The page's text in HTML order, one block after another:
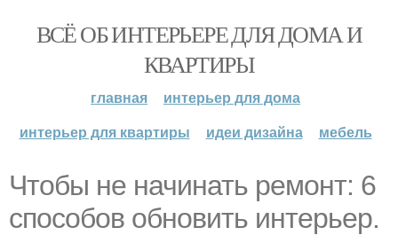
ВСЁ ОБ ИНТЕРЬЕРЕ ДЛЯ ДОМА И
КВАРТИРЫ
главная
интерьер для дома
интерьер для квартиры
идеи дизайна мебель
Чтобы не начинать ремонт: 6
способов обновить интерьер.